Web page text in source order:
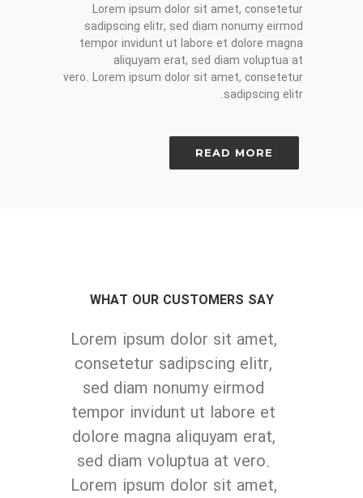
Lorem ipsum dolor sit amet, consetetur
sadipscing elitr, sed diam nonumy eirmod
tempor invidunt ut labore et dolore magna
aliquyam erat, sed diam voluptua at
vero. Lorem ipsum dolor sit amet, consetetur
sadipscing elitr.
READ MORE
WHAT OUR CUSTOMERS SAY
Lorem ipsum dolor sit amet,
consetetur sadipscing elitr,
sed diam nonumy eirmod
tempor invidunt ut labore et
dolore magna aliquyam erat,
sed diam voluptua at vero.
Lorem ipsum dolor sit amet,